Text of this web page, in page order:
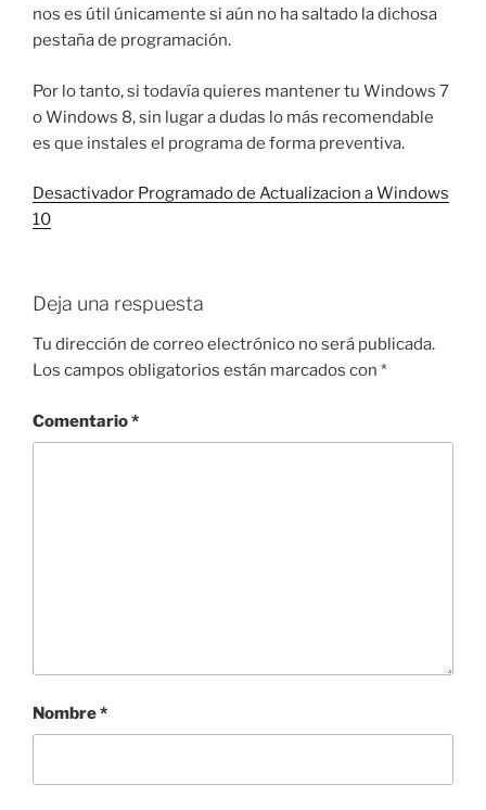
nos es útil únicamente si aún no ha saltado la dichosa
pestaña de programación.
Por lo tanto, si todavía quieres mantener tu Windows 7
o Windows 8, sin lugar a dudas lo más recomendable
es que instales el programa de forma preventiva.
Desactivador Programado de Actualizacion a Windows
10
Deja una respuesta
Tu dirección de correo electrónico no será publicada.
Los campos obligatorios están marcados con *
Comentario*
Nombre*